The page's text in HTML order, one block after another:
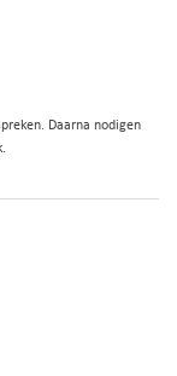
Daarna nodigen